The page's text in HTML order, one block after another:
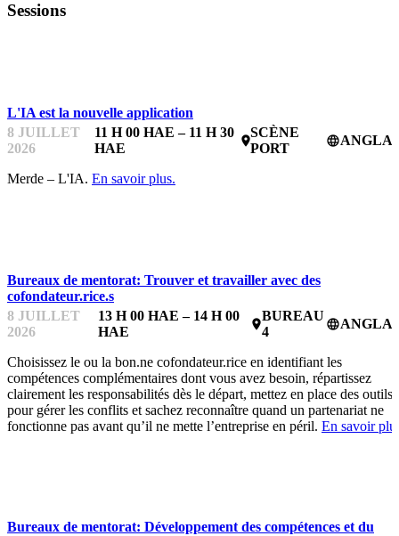
Sessions
L'IA est la nouvelle application
8 JUILLET
2026
11 H 00 HAE – 11 H 30
HAE
place
SCÈNE
PORT
language
Merde – L'IA. En savoir plus.
Bureaux de mentorat: Trouver et travailler avec des
cofondateur.rice.s
8 JUILLET
2026
13 H 00 HAE – 14 H 00
HAE
place
BUREAU
4
language
Choisissez le ou la bon.ne cofondateur.rice en identifiant les
compétences complémentaires dont vous avez besoin, répartissez
clairement les responsabilités dès le départ, mettez en place des outils
pour gérer les conflits et sachez reconnaître quand un partenariat ne
fonctionne pas avant qu’il ne mette l’entreprise en péril. En savoir
Bureaux de mentorat: Développement des compétences et du